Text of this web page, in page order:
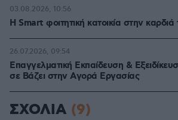
Η Smart φοιτητική κατοικία στην
03.08.2026, 10:56
Επαγγελματική Εκπαίδευση &
σε Bάζει στην Aγορά Eργασίας
26.07.2026, 09:54
ΣΧΟΛΙΑ (9)